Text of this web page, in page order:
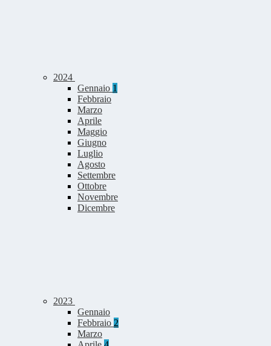
2024
Gennaio 1
Febbraio
Marzo
Aprile
Maggio
Giugno
Luglio
Agosto
Settembre
Ottobre
Novembre
Dicembre
2023
Gennaio
Febbraio 2
Marzo